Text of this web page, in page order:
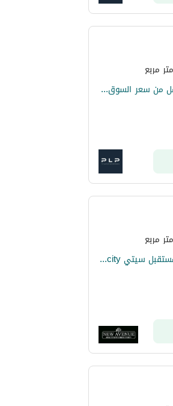
استلام فوري بنتهاوس جاهز علي السكن اقل من سعر السوق لسرعه البيع في كمبوند سراي مدينع المستقبل
اقل سعر بنتهاوس للبيع فى جرين سكوير مستقبل سيتي Green square Mostakbal city فى موقع متميز بحري جاهزة على الاستلام الفورى